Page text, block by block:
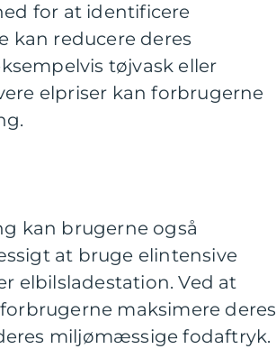
for at identificere
kan reducere deres
tøjvask eller
elpriser kan forbrugerne
kan brugerne også
at bruge elintensive
elbilsladestation. Ved at
maksimere deres
miljømæssige fodaftryk.